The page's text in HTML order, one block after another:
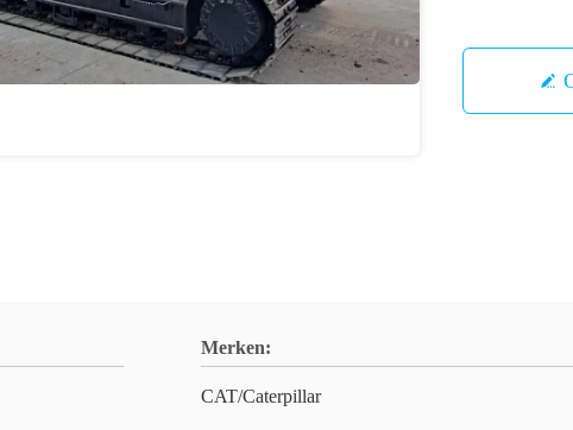
Merken:
CAT/Caterpillar